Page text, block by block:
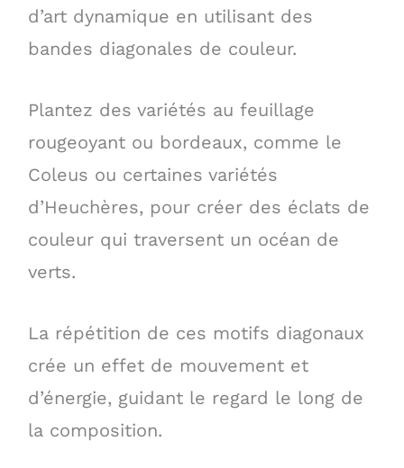
d’art dynamique en utilisant des
bandes diagonales de couleur.
Plantez des variétés au feuillage
rougeoyant ou bordeaux, comme le
Coleus ou certaines variétés
d’Heuchères, pour créer des éclats de
couleur qui traversent un océan de
verts.
La répétition de ces motifs diagonaux
crée un effet de mouvement et
d’énergie, guidant le regard le long de
la composition.